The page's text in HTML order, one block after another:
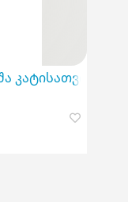
კატისათვის M-